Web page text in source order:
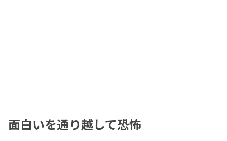
面白いを通り越して恐怖